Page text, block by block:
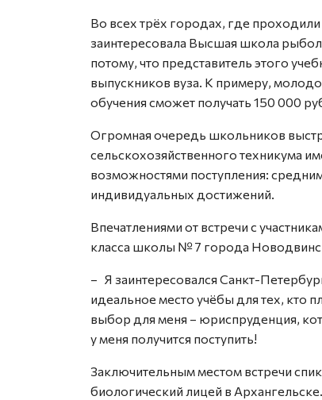
Во всех трёх городах, где
заинтересовала Высшая школа
потому, что представитель этого
выпускников вуза. К примеру,
обучения сможет получать 150 000
Огромная очередь школьников
сельскохозяйственного техникума
возможностями поступления:
индивидуальных достижений.
Впечатлениями от встречи с
класса школы № 7 города
– Я заинтересовался Санкт-
идеальное место учёбы для тех, кто
выбор для меня – юриспруденция,
у меня получится поступить!
Заключительным местом встречи
биологический лицей в